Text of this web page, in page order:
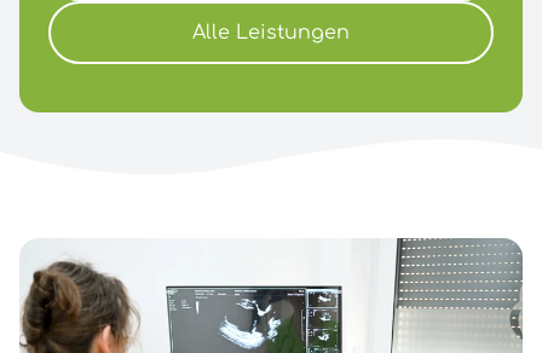
Alle Leistungen